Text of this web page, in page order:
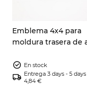
Emblema 4x4 para
moldura trasera de
(141) 7592198 7724973
En stock
Entrega 3 days - 5 days
4,84 €